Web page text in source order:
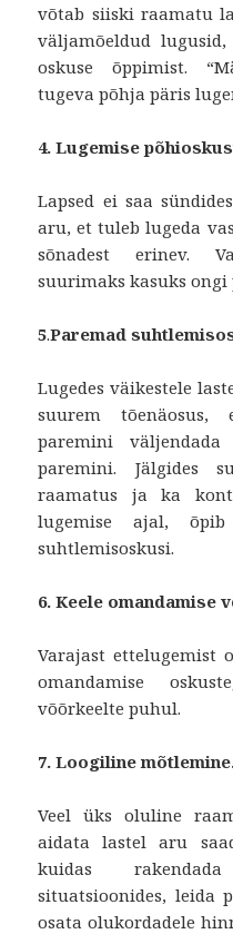
võtab siiski raamatu
väljamõeldud
oskuse õppimist.
tugeva põhja päris
4. Lugemise
Lapsed ei saa
aru, et tuleb lugeda
sõnadest erinev.
suurimaks kasuks
5.Paremad
Lugedes väikestele
suurem
paremini
paremini. Jälgides
raamatus ja ka
lugemise ajal,
suhtlemisoskusi.
6. Keele omandamise
Varajast ettelugemist
omandamise
võõrkeelte puhul.
7. Loogiline
Veel üks oluline
aidata lastel aru
kuidas
situatsioonides, leida
osata olukordadele